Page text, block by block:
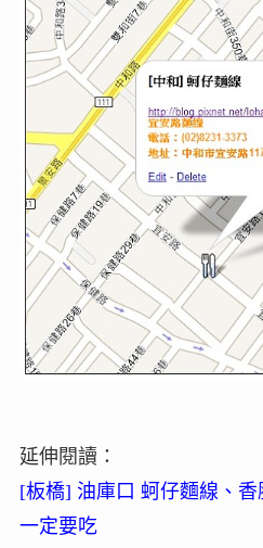
延伸閱讀：
[板橋] 油庫口 蚵仔麵線、香
一定要吃